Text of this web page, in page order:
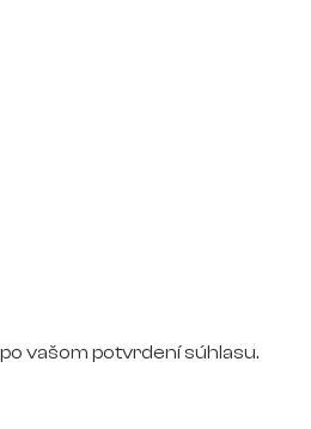
vašom potvrdení súhlasu.